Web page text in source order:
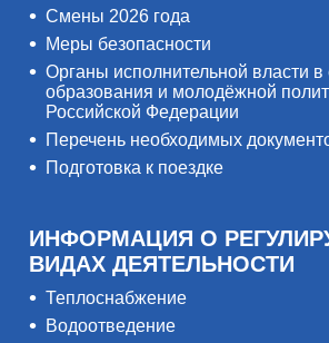
Смены 2026 года
Меры безопасности
Органы исполнительной власти
образования и молодёжной
Российской Федерации
Перечень необходимых
Подготовка к поездке
ИНФОРМАЦИЯ О
ВИДАХ ДЕЯТЕЛЬНОСТИ
Теплоснабжение
Водоотведение